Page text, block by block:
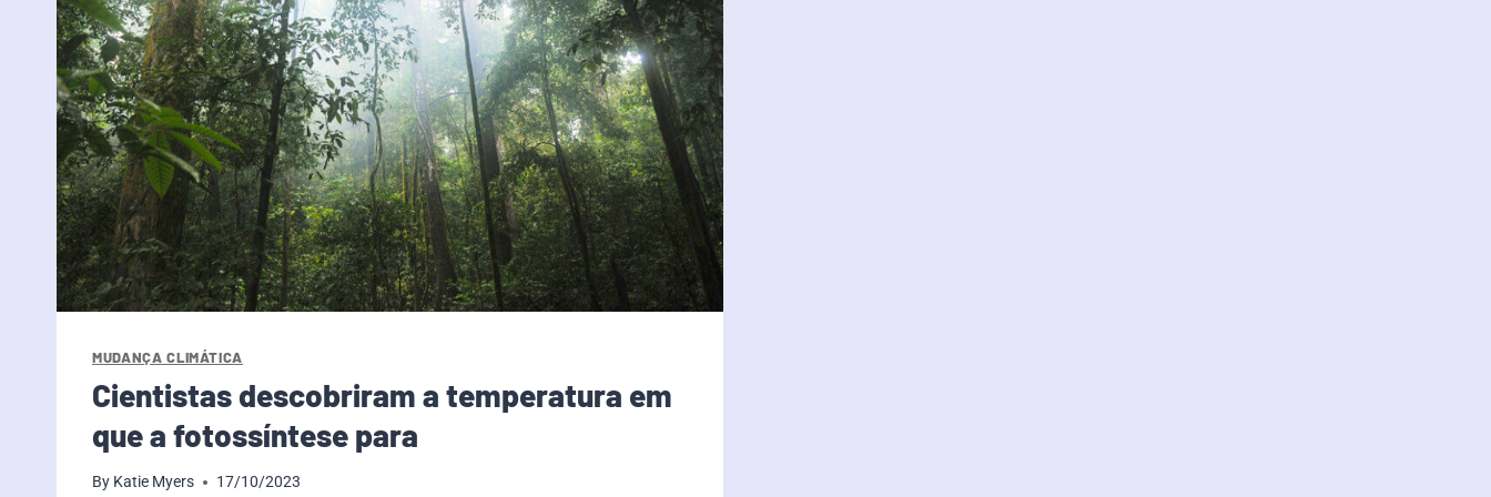
MUDANÇA CLIMÁTICA
Cientistas descobriram a temperatura em
que a fotossíntese para
By Katie Myers 17/10/2023